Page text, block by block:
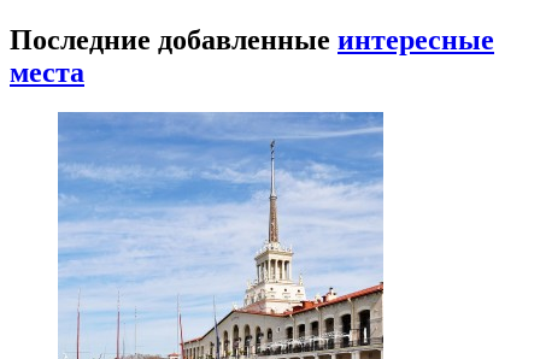
Последние добавленные интересные
места